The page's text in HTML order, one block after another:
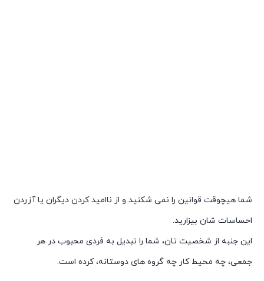
شما هیچوقت قوانین را نمی شکنید و از ناامید کردن دیگران یا آزردن
احساسات شان بیزارید.
این جنبه از شخصیت تان، شما را تبدیل به فردی محبوب در هر
جمعی، چه محیط کار چه گروه های دوستانه، کرده است.